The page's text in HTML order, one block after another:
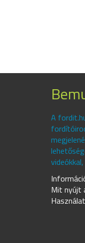
A
Mit nyújt